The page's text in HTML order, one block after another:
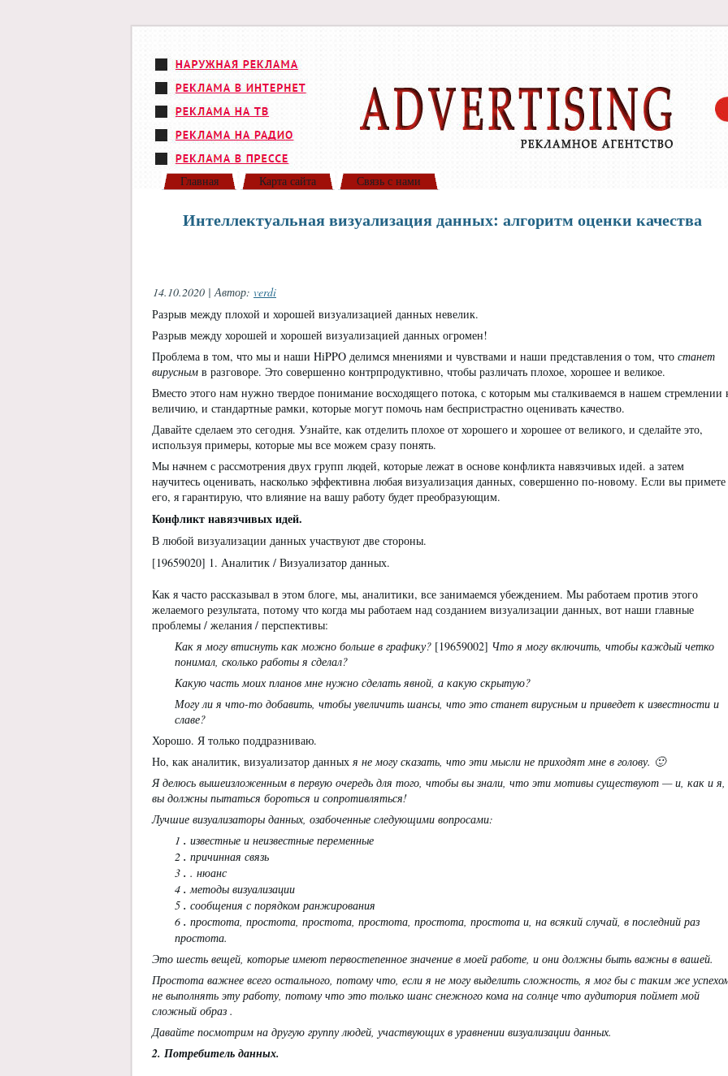
Главная Карта сайта Связь с нами
Интеллектуальная визуализация данных: алгоритм оценки качества
14.10.2020 | Автор: verdi
Разрыв между плохой и хорошей визуализацией данных невелик.
Разрыв между хорошей и хорошей визуализацией данных огромен!
Проблема в том, что мы и наши HiPPO делимся мнениями и чувствами и наши представления о том, что станет
вирусным в разговоре. Это совершенно контрпродуктивно, чтобы различать плохое, хорошее и великое.
Вместо этого нам нужно твердое понимание восходящего потока, с которым мы сталкиваемся в нашем стремлении
величию, и стандартные рамки, которые могут помочь нам беспристрастно оценивать качество.
Давайте сделаем это сегодня. Узнайте, как отделить плохое от хорошего и хорошее от великого, и сделайте это,
используя примеры, которые мы все можем сразу понять.
Мы начнем с рассмотрения двух групп людей, которые лежат в основе конфликта навязчивых идей. а затем
научитесь оценивать, насколько эффективна любая визуализация данных, совершенно по-новому. Если вы примете
его, я гарантирую, что влияние на вашу работу будет преобразующим.
Конфликт навязчивых идей.
В любой визуализации данных участвуют две стороны.
[19659020] 1. Аналитик / Визуализатор данных.
Как я часто рассказывал в этом блоге, мы, аналитики, все занимаемся убеждением. Мы работаем против этого
желаемого результата, потому что когда мы работаем над созданием визуализации данных, вот наши главные
проблемы / желания / перспективы:
Как я могу втиснуть как можно больше в графику? [19659002] Что я могу включить, чтобы каждый четко
понимал, сколько работы я сделал?
Какую часть моих планов мне нужно сделать явной, а какую скрытую?
Могу ли я что-то добавить, чтобы увеличить шансы, что это станет вирусным и приведет к известности и
славе?
Хорошо. Я только поддразниваю.
Но, как аналитик, визуализатор данныхя не могу сказать, что эти мысли не приходят мне в голову. 🙂
Я делюсь вышеизложенным в первую очередь для того, чтобы вы знали, что эти мотивы существуют — и, как и я,
вы должны пытаться бороться и сопротивляться!
Лучшие визуализаторы данных, озабоченные следующими вопросами:
1 . известные и неизвестные переменные
2 . причинная связь
3 . . нюанс
4 .методы визуализации
5 . сообщения с порядком ранжирования
6 . простота, простота, простота, простота, простота, простота и, на всякий случай, в последний раз
простота.
Это шесть вещей, которые имеют первостепенное значение в моей работе, и они должны быть важны в вашей.
Простота важнее всего остального, потому что, если я не могу выделить сложность, я мог бы с таким же
не выполнять эту работу, потому что это только шанс снежного кома на солнце что аудитория поймет мой
сложный образ .
Давайте посмотрим на другую группу людей, участвующих в уравнении визуализации данных.
2. Потребитель данных.